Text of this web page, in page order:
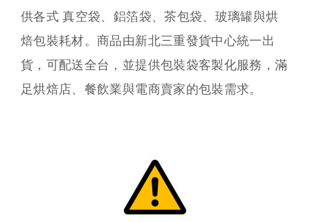
供各式 真空袋、鋁箔袋、茶包袋、玻璃罐與烘
焙包裝耗材。商品由新北三重發貨中心統一出
貨，可配送全台，並提供包裝袋客製化服務，滿
足烘焙店、餐飲業與電商賣家的包裝需求。